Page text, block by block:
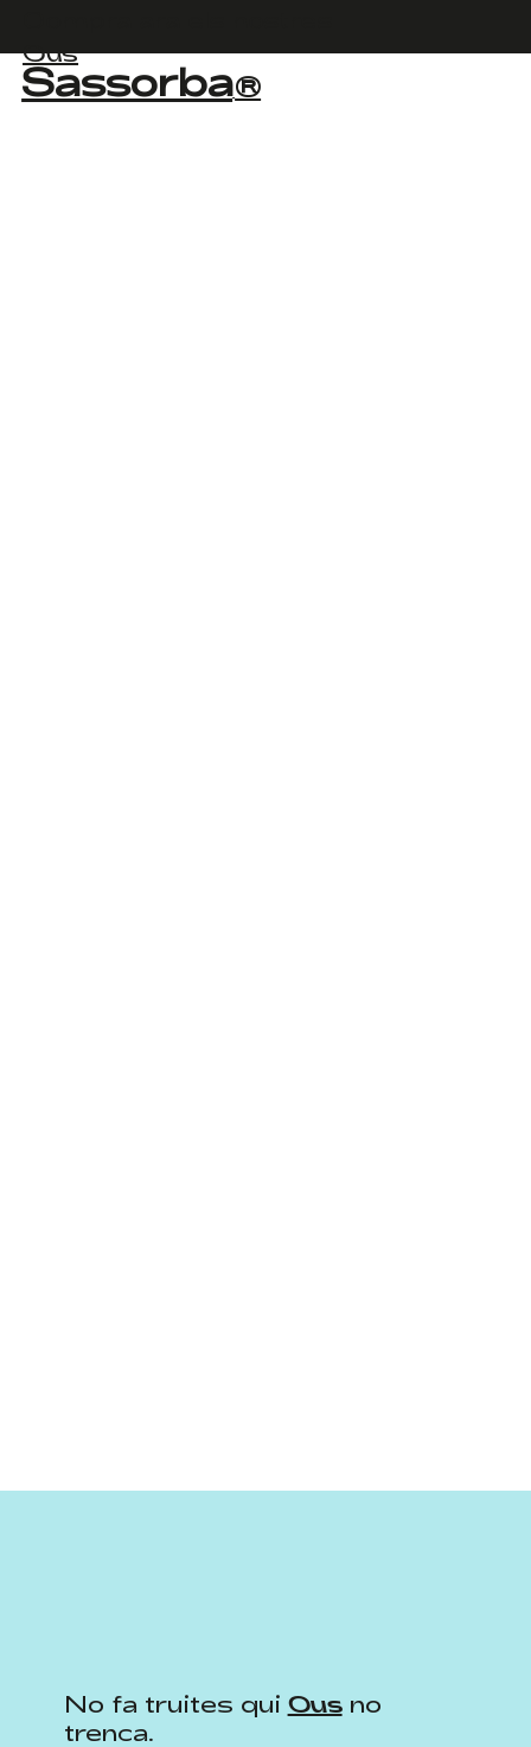
Sassorba®
Ous
No fa truites qui Ousno
trenca.